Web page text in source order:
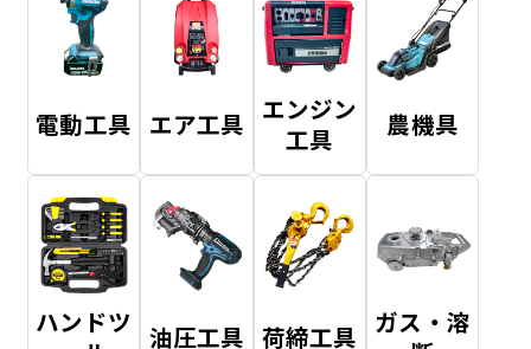
電動工具 エア工具 エンジン
工具
農機具
ハンドツ 油圧工具 荷締工具
ガス・溶